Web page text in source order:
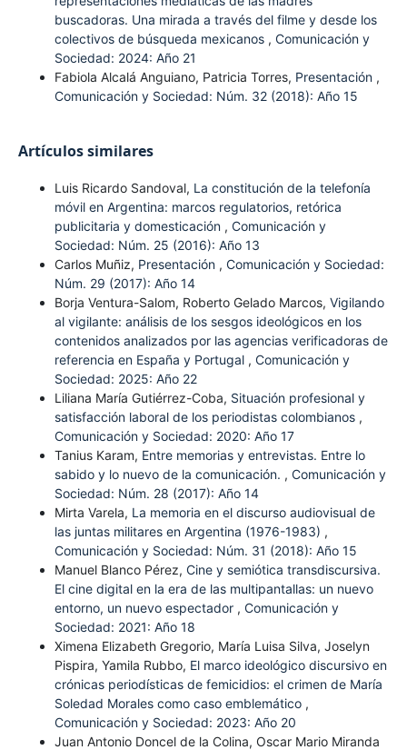
buscadoras. Una mirada a través del filme y desde los
colectivos de búsqueda mexicanos , Comunicación y
Sociedad: 2024: Año 21
Fabiola Alcalá Anguiano, Patricia Torres, Presentación ,
Comunicación y Sociedad: Núm. 32 (2018): Año 15
Artículos similares
Luis Ricardo Sandoval, La constitución de la telefonía
móvil en Argentina: marcos regulatorios, retórica
publicitaria y domesticación , Comunicación y
Sociedad: Núm. 25 (2016): Año 13
Carlos Muñiz, Presentación , Comunicación y Sociedad:
Núm. 29 (2017): Año 14
Borja Ventura-Salom, Roberto Gelado Marcos, Vigilando
al vigilante: análisis de los sesgos ideológicos en los
contenidos analizados por las agencias verificadoras de
referencia en España y Portugal , Comunicación y
Sociedad: 2025: Año 22
Liliana María Gutiérrez-Coba, Situación profesional y
satisfacción laboral de los periodistas colombianos ,
Comunicación y Sociedad: 2020: Año 17
Tanius Karam, Entre memorias y entrevistas. Entre lo
sabido y lo nuevo de la comunicación. , Comunicación y
Sociedad: Núm. 28 (2017): Año 14
Mirta Varela, La memoria en el discurso audiovisual de
las juntas militares en Argentina (1976-1983) ,
Comunicación y Sociedad: Núm. 31 (2018): Año 15
Manuel Blanco Pérez, Cine y semiótica transdiscursiva.
El cine digital en la era de las multipantallas: un nuevo
entorno, un nuevo espectador , Comunicación y
Sociedad: 2021: Año 18
Ximena Elizabeth Gregorio, María Luisa Silva, Joselyn
Pispira, Yamila Rubbo, El marco ideológico discursivo en
crónicas periodísticas de femicidios: el crimen de María
Soledad Morales como caso emblemático ,
Comunicación y Sociedad: 2023: Año 20
Juan Antonio Doncel de la Colina, Oscar Mario Miranda